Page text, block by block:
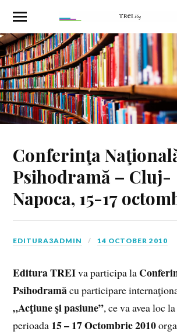
Conferinţa
Psihodramă – Cluj-
Napoca, 15-17
EDITURA3ADMIN 14 OCTOBER 2010
Editura TREIva participa la
Psihodramăcu participare
„Acţiune şi pasiune”, ce va avea loc
perioada 15 – 17 Octombrie 2010